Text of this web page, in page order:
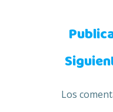
de
de
Los